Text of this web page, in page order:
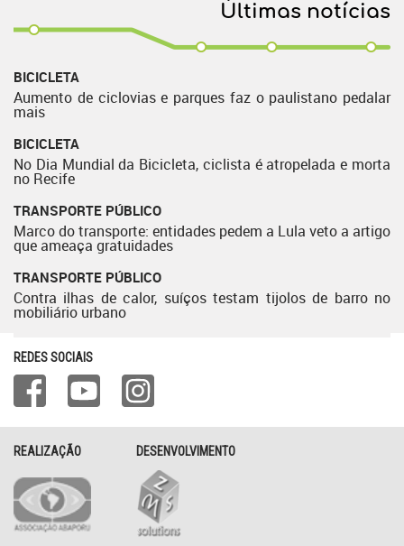
Últimas notícias
BICICLETA
Aumento de ciclovias e parques faz o paulistano pedalar
mais
BICICLETA
No Dia Mundial da Bicicleta, ciclista é atropelada e morta
no Recife
TRANSPORTE PÚBLICO
Marco do transporte: entidades pedem a Lula veto a artigo
que ameaça gratuidades
TRANSPORTE PÚBLICO
Contra ilhas de calor, suíços testam tijolos de barro no
mobiliário urbano
REDES SOCIAIS
REALIZAÇÃO DESENVOLVIMENTO